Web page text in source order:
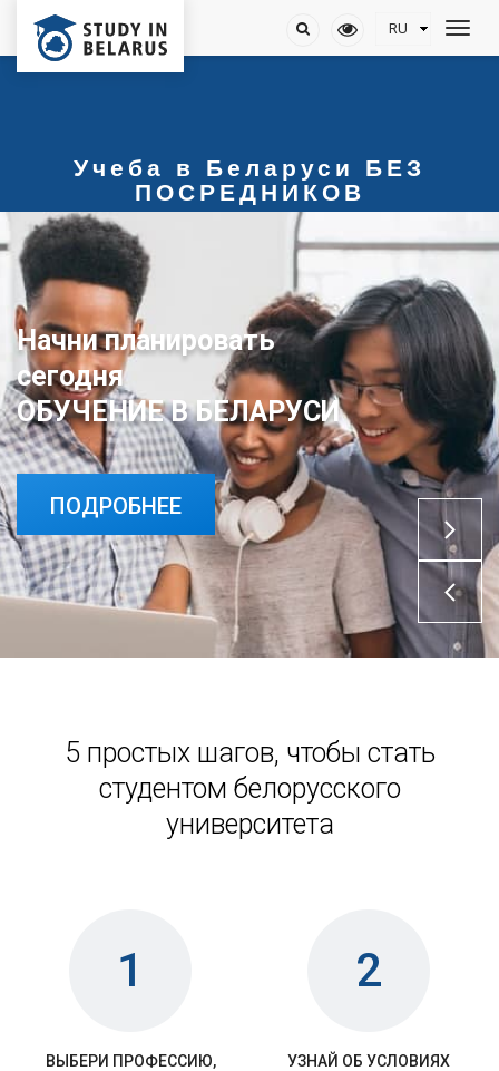
Учеба в Беларуси БЕЗ
ПОСРЕДНИКОВ
Начни планировать
сегодня
ОБУЧЕНИЕ В БЕЛАРУСИ
ПОДРОБНЕЕ
5 простых шагов, чтобы стать
студентом белорусского
университета
1
ВЫБЕРИ ПРОФЕССИЮ,
2
УЗНАЙ ОБ УСЛОВИЯХ